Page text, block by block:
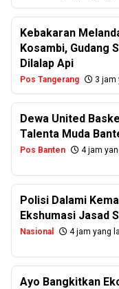
Kebakaran
Kosambi, Gudang
Dilalap Api
Pos Tangerang 3 jam
Dewa United
Talenta Muda
Pos Banten 4 jam
Polisi Dalami
Ekshumasi Jasad
Nasional 4 jam yang
Ayo Bangkitkan